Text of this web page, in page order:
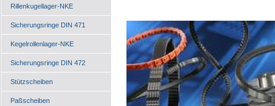
Rillenkugellager-NKE
Sicherungsringe DIN 471
Kegelrollenlager-NKE
Sicherungsringe DIN 472
Stützscheiben
Paßscheiben